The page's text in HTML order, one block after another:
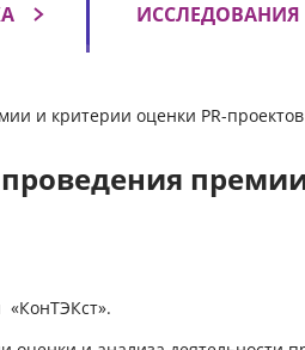
и критерии оценки PR-проектов